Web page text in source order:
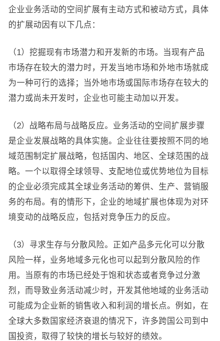
企业业务活动的空间扩展有主动方式和被动方式，具体
的扩展动因有以下几点：
（1）挖掘现有市场潜力和开发新的市场。当现有产品
市场存在较大的潜力时，开发当地市场和外地市场就成
为一种可行的选择；当外地市场或国际市场存在较大的
潜力或尚未开发时，企业也可能主动加以开发。
（2）战略布局与战略反应。业务活动的空间扩展步骤
是企业发展战略的具体实施。企业往往要按照不同的地
域范围制定扩展战略，包括国内、地区、全球范围的战
略。一个以取得全球领导、支配地位或优势地位为目标
的企业必须完成其全球业务活动的筹供、生产、营销服
务的布局。有的情形下，企业的地域扩展也体现为对环
境变动的战略反应，包括对竞争压力的反应。
（3）寻求生存与分散风险。正如产品多元化可以分散
风险一样，业务地域多元化也可以起到分散风险的作
用。当原有的市场已经处于饱和状态或者竞争过分激
烈，而导致业务活动减少时，开发其他地域的业务活动
可能成为企业新的销售收入和利润的增长点。例如，在
全球大多数国家经济衰退的情况下，许多跨国公司到中
国投资，取得了较快的增长与较好的绩效。